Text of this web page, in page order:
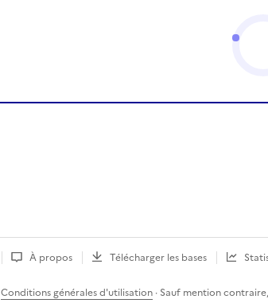
À propos Télécharger les bases
Conditions générales d'utilisation · Sauf mention